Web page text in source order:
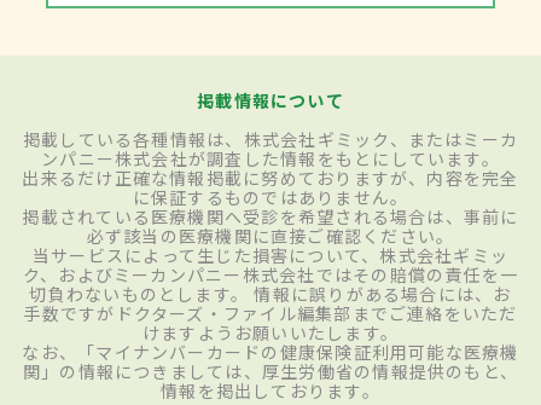
掲載情報について
掲載している各種情報は、株式会社ギミック、またはミーカ
ンパニー株式会社が調査した情報をもとにしています。
出来るだけ正確な情報掲載に努めておりますが、内容を完全
に保証するものではありません。
掲載されている医療機関へ受診を希望される場合は、事前に
必ず該当の医療機関に直接ご確認ください。
当サービスによって生じた損害について、株式会社ギミッ
ク、およびミーカンパニー株式会社ではその賠償の責任を一
切負わないものとします。 情報に誤りがある場合には、お
手数ですがドクターズ・ファイル編集部までご連絡をいただ
けますようお願いいたします。
なお、「マイナンバーカードの健康保険証利用可能な医療機
関」の情報につきましては、厚生労働省の情報提供のもと、
情報を掲出しております。